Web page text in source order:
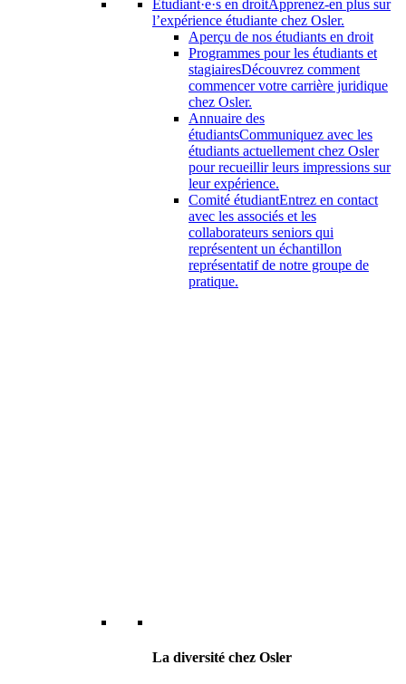
Étudiant·e·s en droitApprenez-en plus sur
l’expérience étudiante chez Osler.
Aperçu de nos étudiants en droit
Programmes pour les étudiants et
stagiairesDécouvrez comment
commencer votre carrière juridique
chez Osler.
Annuaire des
étudiantsCommuniquez avec les
étudiants actuellement chez Osler
pour recueillir leurs impressions sur
leur expérience.
Comité étudiantEntrez en contact
avec les associés et les
collaborateurs seniors qui
représentent un échantillon
représentatif de notre groupe de
pratique.
La diversité chez Osler